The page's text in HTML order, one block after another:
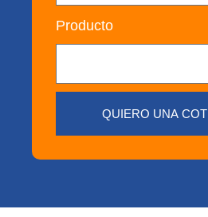
Producto
QUIERO UNA